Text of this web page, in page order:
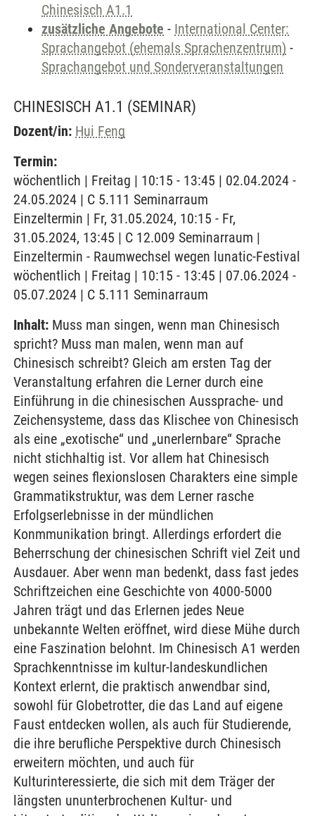
Chinesisch A1.1
zusätzliche Angebote - International Center:
Sprachangebot (ehemals Sprachenzentrum) -
Sprachangebot und Sonderveranstaltungen
CHINESISCH A1.1 (SEMINAR)
Dozent/in: Hui Feng
Termin:
wöchentlich | Freitag | 10:15 - 13:45 | 02.04.2024 -
24.05.2024 | C 5.111 Seminarraum
Einzeltermin | Fr, 31.05.2024, 10:15 - Fr,
31.05.2024, 13:45 | C 12.009 Seminarraum |
Einzeltermin - Raumwechsel wegen lunatic-Festival
wöchentlich | Freitag | 10:15 - 13:45 | 07.06.2024 -
05.07.2024 | C 5.111 Seminarraum
Inhalt: Muss man singen, wenn man Chinesisch
spricht? Muss man malen, wenn man auf
Chinesisch schreibt? Gleich am ersten Tag der
Veranstaltung erfahren die Lerner durch eine
Einführung in die chinesischen Aussprache- und
Zeichensysteme, dass das Klischee von Chinesisch
als eine „exotische“ und „unerlernbare“ Sprache
nicht stichhaltig ist. Vor allem hat Chinesisch
wegen seines flexionslosen Charakters eine simple
Grammatikstruktur, was dem Lerner rasche
Erfolgserlebnisse in der mündlichen
Konmmunikation bringt. Allerdings erfordert die
Beherrschung der chinesischen Schrift viel Zeit und
Ausdauer. Aber wenn man bedenkt, dass fast jedes
Schriftzeichen eine Geschichte von 4000-5000
Jahren trägt und das Erlernen jedes Neue
unbekannte Welten eröffnet, wird diese Mühe durch
eine Faszination belohnt. Im Chinesisch A1 werden
Sprachkenntnisse im kultur-landeskundlichen
Kontext erlernt, die praktisch anwendbar sind,
sowohl für Globetrotter, die das Land auf eigene
Faust entdecken wollen, als auch für Studierende,
die ihre berufliche Perspektive durch Chinesisch
erweitern möchten, und auch für
Kulturinteressierte, die sich mit dem Träger der
längsten ununterbrochenen Kultur- und